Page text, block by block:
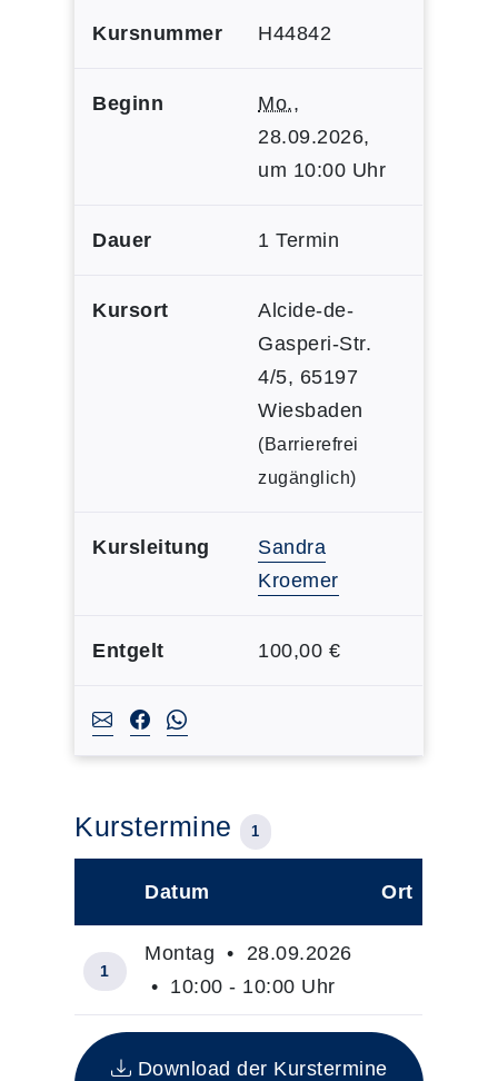
Kursnummer H44842
Beginn Mo.,
28.09.2026,
um 10:00 Uhr
Dauer 1 Termin
Kursort
Alcide-de-
Gasperi-Str.
4/5, 65197
Wiesbaden
(Barrierefrei
zugänglich)
Kursleitung
Sandra
Kroemer
Entgelt 100,00 €
Kurstermine 1
Insgesamt gibt es 1 Termine zum diesen
Datum Ort
1
Montag • 28.09.2026
• 10:00 - 10:00 Uhr
Download der Kurstermine